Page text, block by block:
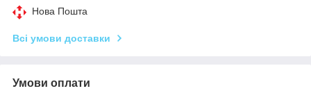
Нова Пошта
Всі умови доставки
Умови оплати